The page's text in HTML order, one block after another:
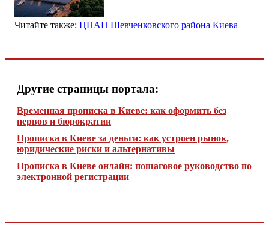
Читайте также: ЦНАП Шевченковского района Киева
Другие страницы портала:
Временная прописка в Киеве: как оформить без
нервов и бюрократии
Прописка в Киеве за деньги: как устроен рынок,
юридические риски и альтернативы
Прописка в Киеве онлайн: пошаговое руководство по
электронной регистрации